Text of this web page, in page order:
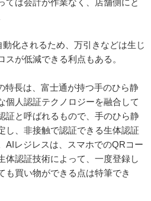
ては会計が作業なく、店舗側にと
化されるため、万引きなどは生じ
が低減できる利点もある。
長は、富士通が持つ手のひら静
個人認証テクノロジーを融合して
証と呼ばれるもので、手のひら静
し、非接触で認証できる生体認証
AIレジレスは、スマホでのQRコー
体認証技術によって、一度登録し
も買い物ができる点は特筆でき